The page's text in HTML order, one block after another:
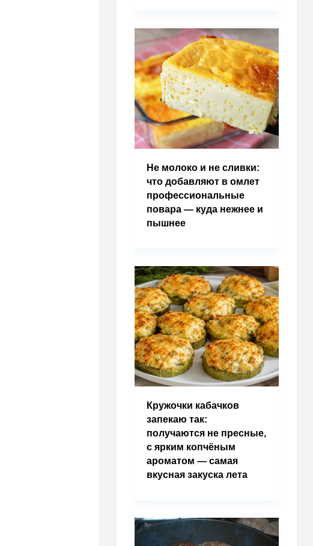
Не молоко и не сливки:
что добавляют в омлет
профессиональные
повара — куда нежнее и
пышнее
Кружочки кабачков
запекаю так:
получаются не пресные,
с ярким копчёным
ароматом — самая
вкусная закуска лета